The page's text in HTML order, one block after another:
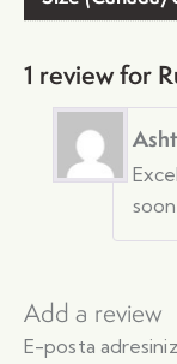
1 review for
soon
Add a review
E-posta adresiniz